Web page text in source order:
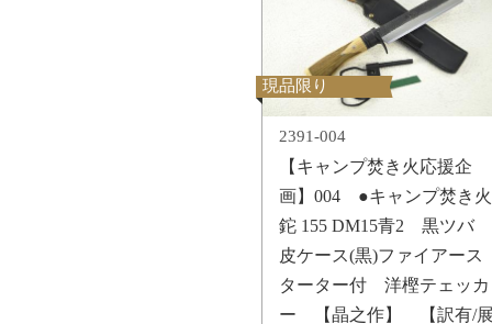
現品限り
2391-004
【キャンプ焚き火応援企
画】004 ●キャンプ焚き火
鉈 155 DM15青2 黒ツバ
皮ケース(黒)ファイアース
ターター付 洋樫テェッカ
ー 【晶之作】 【訳有/